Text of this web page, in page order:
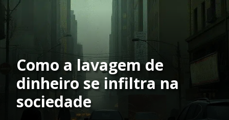
Como a lavagem de
dinheiro se infiltra na
sociedade